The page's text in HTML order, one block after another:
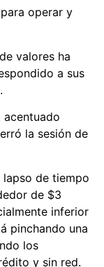
operar y
valores ha
a sus
acentuado
la sesión de
lapso de tiempo
de $3
inferior
pinchando una
los
y sin red.